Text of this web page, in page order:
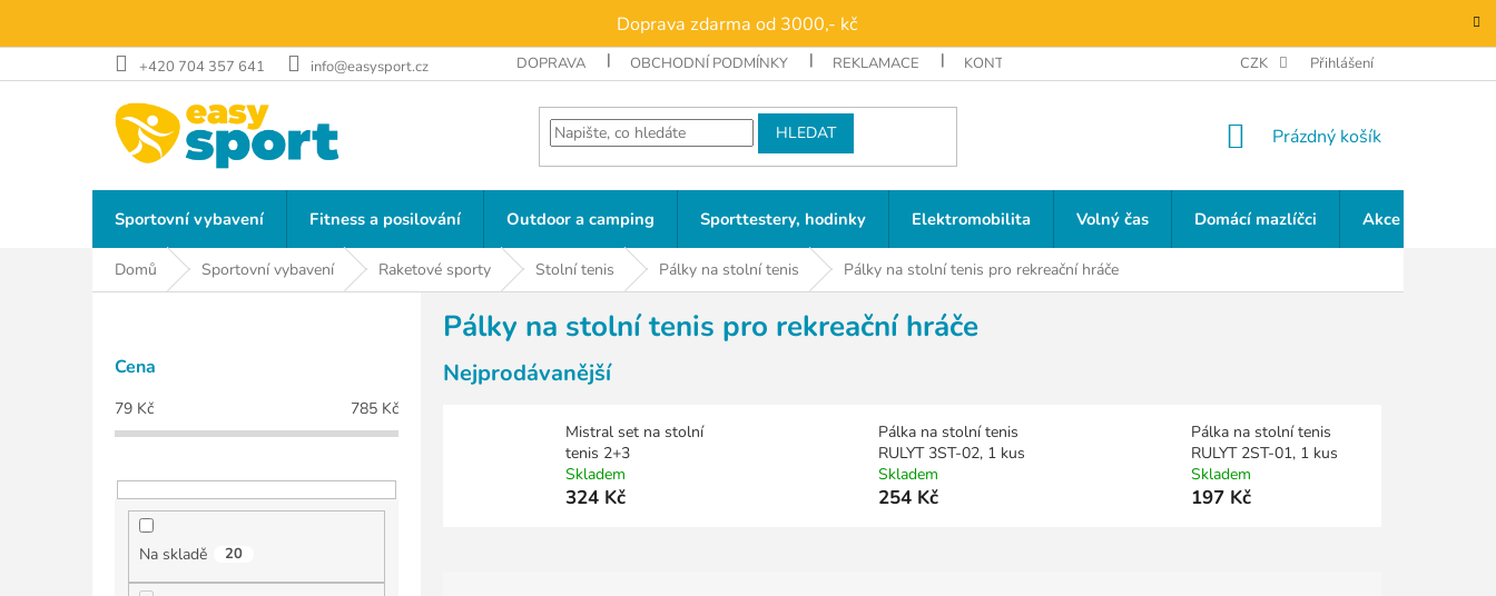
obsah
Doprava zdarma od 3000,- kč
+420 704 357 641 info@easysport.cz DOPRAVA OBCHODNÍ PODMÍNKY REKLAMACE KONTAKTY CZK Přihlášení
HLEDAT
NÁKUPNÍ
Prázdný košík
Sportovní vybavení Fitness a posilování Outdoor a camping Sporttestery, hodinky Elektromobilita Volný čas Domácí mazlíčci Akce a slevy
Domů Sportovní vybavení Raketové sporty Stolní tenis Pálky na stolní tenis Pálky na stolní tenis pro rekreační hráče
P
Cena
79 Kč 785 Kč
Na skladě 20
Pálky na stolní tenis pro rekreační hráče
Nejprodávanější
Mistral set na stolní
tenis 2+3
Skladem
324 Kč
Pálka na stolní tenis
RULYT 3ST-02, 1 kus
Skladem
254 Kč
Pálka na stolní tenis
RULYT 2ST-01, 1 kus
Skladem
197 Kč